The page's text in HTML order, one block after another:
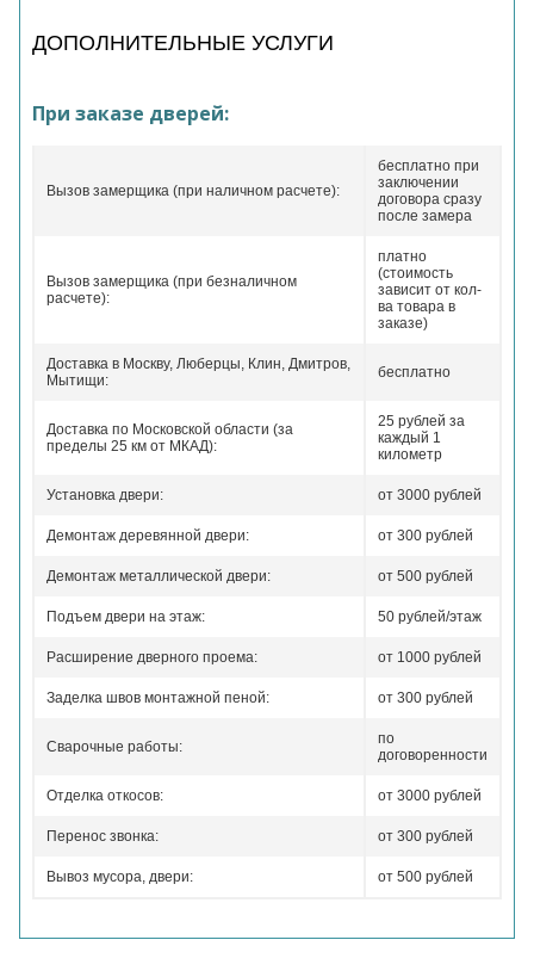
ДОПОЛНИТЕЛЬНЫЕ УСЛУГИ
При заказе дверей:
Вызов замерщика (при наличном расчете):
бесплатно при
заключении
договора сразу
после замера
Вызов замерщика (при безналичном
расчете):
платно
(стоимость
зависит от кол-
ва товара в
заказе)
Доставка в Москву, Люберцы, Клин, Дмитров,
Мытищи:
бесплатно
Доставка по Московской области (за
пределы 25 км от МКАД):
25 рублей за
каждый 1
километр
Установка двери: от 3000 рублей
Демонтаж деревянной двери: от 300 рублей
Демонтаж металлической двери: от 500 рублей
Подъем двери на этаж: 50 рублей/этаж
Расширение дверного проема: от 1000 рублей
Заделка швов монтажной пеной: от 300 рублей
Сварочные работы:
по
договоренности
Отделка откосов: от 3000 рублей
Перенос звонка: от 300 рублей
Вывоз мусора, двери: от 500 рублей